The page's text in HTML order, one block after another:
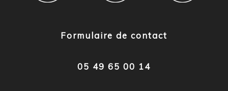
Formulaire de contact
05 49 65 00 14